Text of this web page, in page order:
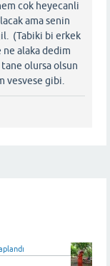
cok heyecanli
ama senin
(Tabiki bi erkek
alaka dedim
olursa olsun
vesvese gibi.